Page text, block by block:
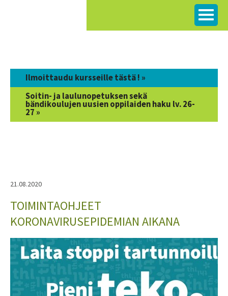
Ilmoittaudu kursseille tästä ! »
Soitin- ja laulunopetuksen sekä
bändikoulujen uusien oppilaiden haku lv. 26-
27 »
21.08.2020
TOIMINTAOHJEET
KORONAVIRUSEPIDEMIAN AIKANA